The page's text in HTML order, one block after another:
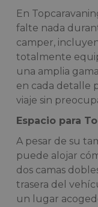
En
falte nada
camper,
totalmente
una amplia
en cada detalle
viaje sin
Espacio para
A pesar de su
puede alojar
dos camas
trasera del
un lugar